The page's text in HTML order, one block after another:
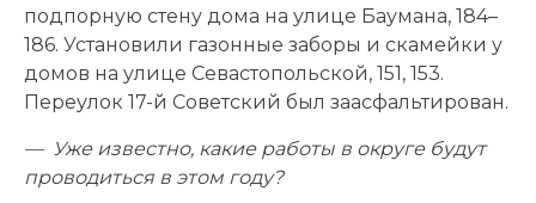
подпорную стену дома на улице Баумана, 184–
186. Установили газонные заборы и скамейки у
домов на улице Севастопольской, 151, 153.
Переулок 17-й Советский был заасфальтирован.
— Уже известно, какие работы в округе будут
проводиться в этом году?